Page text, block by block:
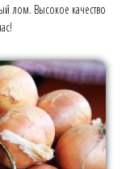
лом. Высокое качество